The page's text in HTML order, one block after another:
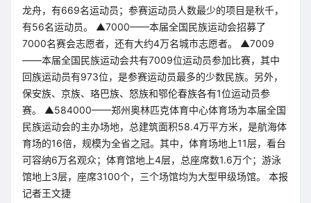
龙舟，有669名运动员；参赛运动员人数最少的项目是秋千，
有56名运动员。 ▲7000——本届全国民族运动会招募了
7000名赛会志愿者，还有大约4万名城市志愿者。 ▲7009
——本届全国民族运动会共有7009位运动员参加比赛，其中
回族运动员有973位，是参赛运动员最多的少数民族。另外，
保安族、京族、珞巴族、怒族和鄂伦春族各有1位运动员参
赛。 ▲584000——郑州奥林匹克体育中心体育场为本届全国
民族运动会的主办场地，总建筑面积58.4万平方米，是航海体
育场的16倍，规模为全省之冠。其中，体育场地上11层，看台
可容纳6万名观众；体育馆地上4层，总座席数1.6万个；游泳
馆地上3层，座席3100个，三个场馆均为大型甲级场馆。 本报
记者王文捷